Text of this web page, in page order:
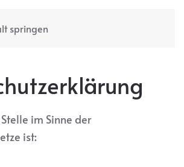
springen
im Sinne der
ist: